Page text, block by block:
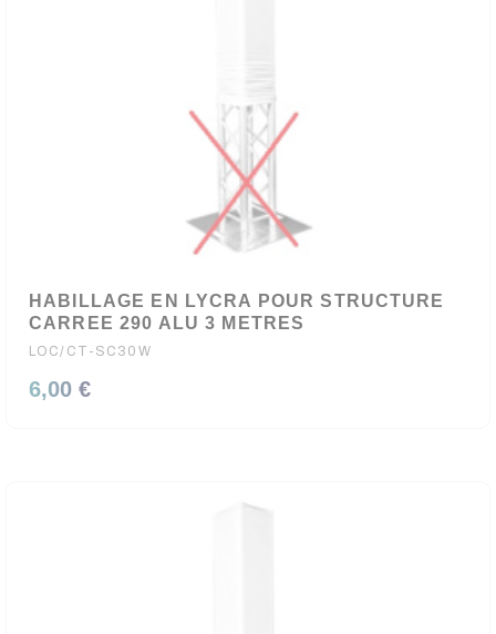
HABILLAGE EN LYCRA POUR STRUCTURE
CARREE 290 ALU 3 METRES
LOC/CT-SC30W
6,00 €